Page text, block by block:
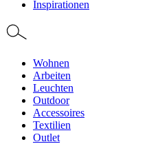
Inspirationen
Wohnen
Arbeiten
Leuchten
Outdoor
Accessoires
Textilien
Outlet